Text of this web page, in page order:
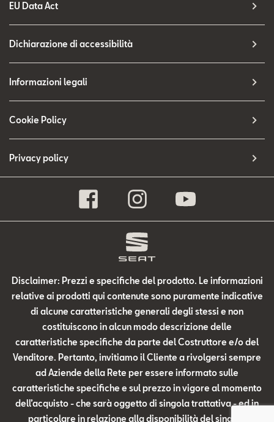
EU Data Act
Dichiarazione di accessibilità
Informazioni legali
Cookie Policy
Privacy policy
Disclaimer: Prezzi e specifiche del prodotto. Le informazioni
relative ai prodotti qui contenute sono puramente indicative
di alcune caratteristiche generali degli stessi e non
costituiscono in alcun modo descrizione delle
caratteristiche specifiche da parte del Costruttore e/o del
Venditore. Pertanto, invitiamo il Cliente a rivolgersi sempre
ad Aziende della Rete per essere informato sulle
caratteristiche specifiche e sul prezzo in vigore al momento
dell’acquisto - che sarà oggetto di singola trattativa - ed in
particolare in relazione alla disponibilità del singolo